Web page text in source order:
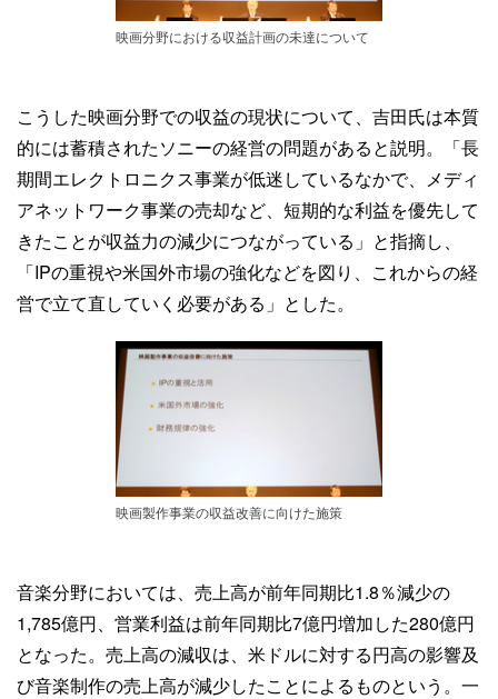
映画分野における収益計画の未達について
こうした映画分野での収益の現状について、吉田氏は本質
的には蓄積されたソニーの経営の問題があると説明。「長
期間エレクトロニクス事業が低迷しているなかで、メディ
アネットワーク事業の売却など、短期的な利益を優先して
きたことが収益力の減少につながっている」と指摘し、
「IPの重視や米国外市場の強化などを図り、これからの経
営で立て直していく必要がある」とした。
映画製作事業の収益改善に向けた施策
音楽分野においては、売上高が前年同期比1.8％減少の
1,785億円、営業利益は前年同期比7億円増加した280億円
となった。売上高の減収は、米ドルに対する円高の影響及
び音楽制作の売上高が減少したことによるものという。一